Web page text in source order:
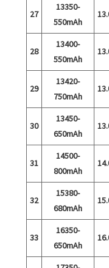
27
13350-
550mAh
28
13400-
550mAh
29
13420-
750mAh
30
13450-
650mAh
31
14500-
800mAh
32
15380-
680mAh
33
16350-
650mAh